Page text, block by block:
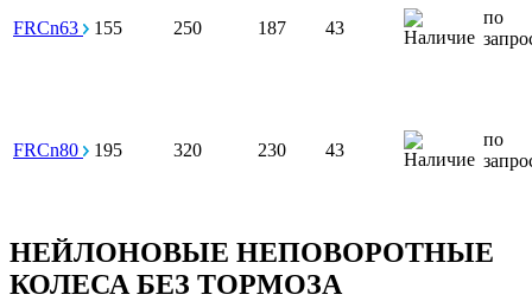
FRCn63 155 250 187 43
по
FRCn80 195 320 230 43
по
НЕЙЛОНОВЫЕ НЕПОВОРОТНЫЕ
КОЛЕСА БЕЗ ТОРМОЗА